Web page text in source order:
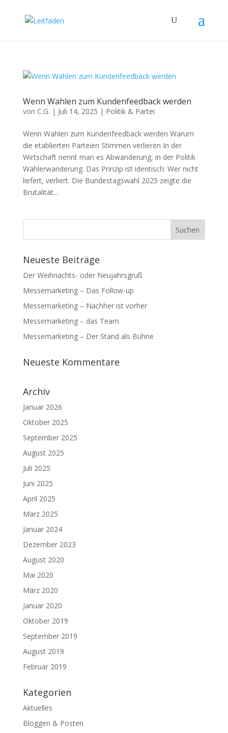
Wenn Wahlen zum Kundenfeedback werden
von C.G. | Juli 14, 2025 | Politik & Partei
Wenn Wahlen zum Kundenfeedback werden Warum
die etablierten Parteien Stimmen verlieren In der
Wirtschaft nennt man es Abwanderung, in der Politik
Wählerwanderung. Das Prinzip ist identisch: Wer nicht
liefert, verliert. Die Bundestagswahl 2025 zeigte die
Brutalität...
Neueste Beiträge
Der Weihnachts- oder Neujahrsgruß
Messemarketing – Das Follow-up
Messemarketing – Nachher ist vorher
Messemarketing – das Team
Messemarketing – Der Stand als Bühne
Neueste Kommentare
Archiv
Januar 2026
Oktober 2025
September 2025
August 2025
Juli 2025
Juni 2025
April 2025
März 2025
Januar 2024
Dezember 2023
August 2020
Mai 2020
März 2020
Januar 2020
Oktober 2019
September 2019
August 2019
Februar 2019
Kategorien
Aktuelles
Bloggen & Posten